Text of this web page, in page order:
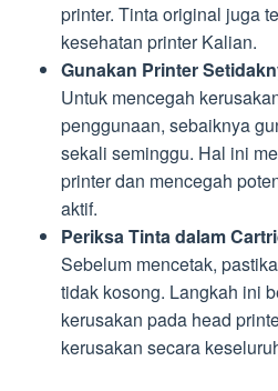
printer. Tinta original juga
kesehatan printer Kalian.
Gunakan Printer
Untuk mencegah
penggunaan, sebaiknya
sekali seminggu. Hal ini
printer dan mencegah
aktif.
Periksa Tinta dalam
Sebelum mencetak,
tidak kosong. Langkah ini
kerusakan pada head
kerusakan secara